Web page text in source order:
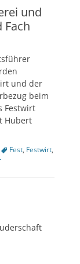
und
und der
beim
Festwirt
Hubert
TagsFest, Festwirt,